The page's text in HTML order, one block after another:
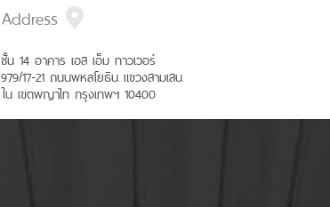
Address
ชั้น 14 อาคาร เอส เอ็ม ทาวเวอร์
979/17-21 ถนนพหลโยธิน แขวงสามเสน
ใน เขตพญาไท กรุงเทพฯ 10400